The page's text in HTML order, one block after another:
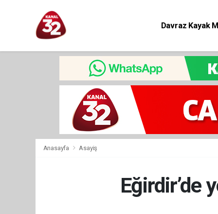
Davraz Kayak
Anasayfa Asayiş
Eğirdir’de